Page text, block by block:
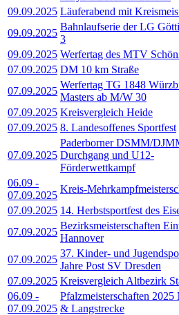
09.09.2025 Läuferabend mit
09.09.2025
Bahnlaufserie der LG
3
09.09.2025 Werfertag des MTV
07.09.2025 DM 10 km Straße
07.09.2025
Werfertag TG 1848
Masters ab M/W 30
07.09.2025 Kreisvergleich Heide
07.09.2025 8. Landesoffenes Sportfest
07.09.2025
Paderborner DSMM/
Durchgang und U12-
Förderwettkampf
06.09 -
07.09.2025
Kreis-
07.09.2025 14. Herbstsportfest des
07.09.2025
Bezirksmeisterschaften
Hannover
07.09.2025
37. Kinder- und
Jahre Post SV Dresden
07.09.2025 Kreisvergleich Altbezirk
06.09 -
07.09.2025
Pfalzmeisterschaften
& Langstrecke